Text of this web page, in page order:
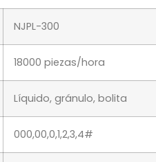
NJPL-300
18000 piezas/hora
Líquido, gránulo, bolita
000,00,0,1,2,3,4#